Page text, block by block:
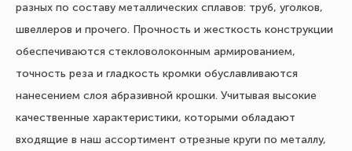
разных по составу металлических сплавов: труб, уголков,
швеллеров и прочего. Прочность и жесткость конструкции
обеспечиваются стекловолоконным армированием,
точность реза и гладкость кромки обуславливаются
нанесением слоя абразивной крошки. Учитывая высокие
качественные характеристики, которыми обладают
входящие в наш ассортимент отрезные круги по металлу,